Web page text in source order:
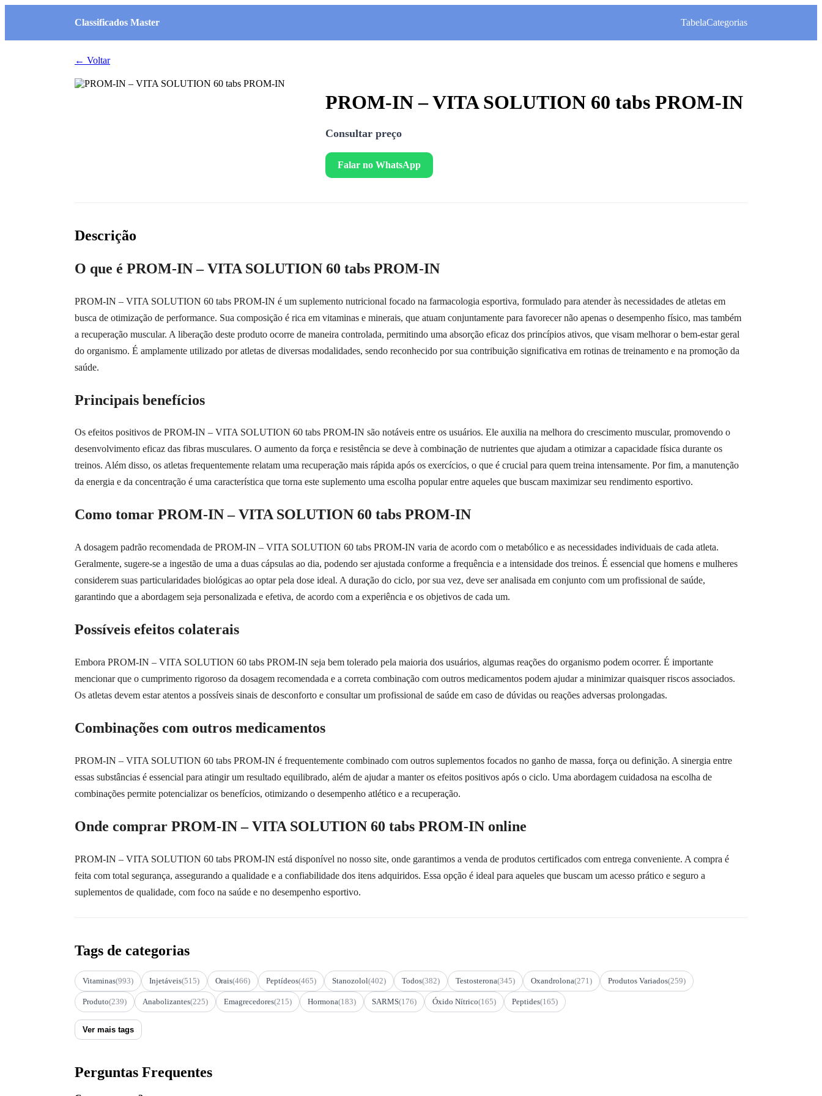
Classificados Master TabelaCategorias
← Voltar
PROM-IN – VITA SOLUTION 60 tabs PROM-IN
Consultar preço
Falar no WhatsApp
Descrição
O que é PROM-IN – VITA SOLUTION 60 tabs PROM-IN
PROM-IN – VITA SOLUTION 60 tabs PROM-IN é um suplemento nutricional focado na farmacologia esportiva, formulado para atender às necessidades de atletas em
busca de otimização de performance. Sua composição é rica em vitaminas e minerais, que atuam conjuntamente para favorecer não apenas o desempenho físico, mas também
a recuperação muscular. A liberação deste produto ocorre de maneira controlada, permitindo uma absorção eficaz dos princípios ativos, que visam melhorar o bem-estar geral
do organismo. É amplamente utilizado por atletas de diversas modalidades, sendo reconhecido por sua contribuição significativa em rotinas de treinamento e na promoção da
saúde.
Principais benefícios
Os efeitos positivos de PROM-IN – VITA SOLUTION 60 tabs PROM-IN são notáveis entre os usuários. Ele auxilia na melhora do crescimento muscular, promovendo o
desenvolvimento eficaz das fibras musculares. O aumento da força e resistência se deve à combinação de nutrientes que ajudam a otimizar a capacidade física durante os
treinos. Além disso, os atletas frequentemente relatam uma recuperação mais rápida após os exercícios, o que é crucial para quem treina intensamente. Por fim, a manutenção
da energia e da concentração é uma característica que torna este suplemento uma escolha popular entre aqueles que buscam maximizar seu rendimento esportivo.
Como tomar PROM-IN – VITA SOLUTION 60 tabs PROM-IN
A dosagem padrão recomendada de PROM-IN – VITA SOLUTION 60 tabs PROM-IN varia de acordo com o metabólico e as necessidades individuais de cada atleta.
Geralmente, sugere-se a ingestão de uma a duas cápsulas ao dia, podendo ser ajustada conforme a frequência e a intensidade dos treinos. É essencial que homens e mulheres
considerem suas particularidades biológicas ao optar pela dose ideal. A duração do ciclo, por sua vez, deve ser analisada em conjunto com um profissional de saúde,
garantindo que a abordagem seja personalizada e efetiva, de acordo com a experiência e os objetivos de cada um.
Possíveis efeitos colaterais
Embora PROM-IN – VITA SOLUTION 60 tabs PROM-IN seja bem tolerado pela maioria dos usuários, algumas reações do organismo podem ocorrer. É importante
mencionar que o cumprimento rigoroso da dosagem recomendada e a correta combinação com outros medicamentos podem ajudar a minimizar quaisquer riscos associados.
Os atletas devem estar atentos a possíveis sinais de desconforto e consultar um profissional de saúde em caso de dúvidas ou reações adversas prolongadas.
Combinações com outros medicamentos
PROM-IN – VITA SOLUTION 60 tabs PROM-IN é frequentemente combinado com outros suplementos focados no ganho de massa, força ou definição. A sinergia entre
essas substâncias é essencial para atingir um resultado equilibrado, além de ajudar a manter os efeitos positivos após o ciclo. Uma abordagem cuidadosa na escolha de
combinações permite potencializar os benefícios, otimizando o desempenho atlético e a recuperação.
Onde comprar PROM-IN – VITA SOLUTION 60 tabs PROM-IN online
PROM-IN – VITA SOLUTION 60 tabs PROM-IN está disponível no nosso site, onde garantimos a venda de produtos certificados com entrega conveniente. A compra é
feita com total segurança, assegurando a qualidade e a confiabilidade dos itens adquiridos. Essa opção é ideal para aqueles que buscam um acesso prático e seguro a
suplementos de qualidade, com foco na saúde e no desempenho esportivo.
Tags de categorias
Vitaminas(993) Injetáveis(515) Orais(466) Peptídeos(465) Stanozolol(402) Todos(382) Testosterona(345) Oxandrolona(271) Produtos Variados(259)
Produto(239) Anabolizantes(225) Emagrecedores(215) Hormona(183) SARMS(176) Óxido Nítrico(165) Peptides(165)
Ver mais tags
Perguntas Frequentes